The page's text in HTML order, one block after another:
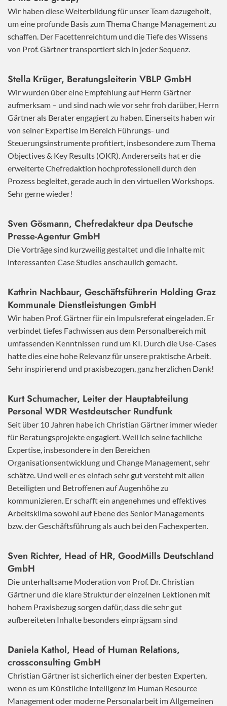
Wir haben diese Weiterbildung für unser Team dazugeholt,
um eine profunde Basis zum Thema Change Management zu
schaffen. Der Facettenreichtum und die Tiefe des Wissens
von Prof. Gärtner transportiert sich in jeder Sequenz.
Stella Krüger, Beratungsleiterin VBLP GmbH
Wir wurden über eine Empfehlung auf Herrn Gärtner
aufmerksam – und sind nach wie vor sehr froh darüber, Herrn
Gärtner als Berater engagiert zu haben. Einerseits haben wir
von seiner Expertise im Bereich Führungs- und
Steuerungsinstrumente profitiert, insbesondere zum Thema
Objectives & Key Results (OKR). Andererseits hat er die
erweiterte Chefredaktion hochprofessionell durch den
Prozess begleitet, gerade auch in den virtuellen Workshops.
Sehr gerne wieder!
Sven Gösmann, Chefredakteur dpa Deutsche
Presse-Agentur GmbH
Die Vorträge sind kurzweilig gestaltet und die Inhalte mit
interessanten Case Studies anschaulich gemacht.
Kathrin Nachbaur, Geschäftsführerin Holding Graz
Kommunale Dienstleistungen GmbH
Wir haben Prof. Gärtner für ein Impulsreferat eingeladen. Er
verbindet tiefes Fachwissen aus dem Personalbereich mit
umfassenden Kenntnissen rund um KI. Durch die Use-Cases
hatte dies eine hohe Relevanz für unsere praktische Arbeit.
Sehr inspirierend und praxisbezogen, ganz herzlichen Dank!
Kurt Schumacher, Leiter der Hauptabteilung
Personal WDR Westdeutscher Rundfunk
Seit über 10 Jahren habe ich Christian Gärtner immer wieder
für Beratungsprojekte engagiert. Weil ich seine fachliche
Expertise, insbesondere in den Bereichen
Organisationsentwicklung und Change Management, sehr
schätze. Und weil er es einfach sehr gut versteht mit allen
Beteiligten und Betroffenen auf Augenhöhe zu
kommunizieren. Er schafft ein angenehmes und effektives
Arbeitsklima sowohl auf Ebene des Senior Managements
bzw. der Geschäftsführung als auch bei den Fachexperten.
Sven Richter, Head of HR, GoodMills Deutschland
GmbH
Die unterhaltsame Moderation von Prof. Dr. Christian
Gärtner und die klare Struktur der einzelnen Lektionen mit
hohem Praxisbezug sorgen dafür, dass die sehr gut
aufbereiteten Inhalte besonders einprägsam sind
Daniela Kathol, Head of Human Relations,
crossconsulting GmbH
Christian Gärtner ist sicherlich einer der besten Experten,
wenn es um Künstliche Intelligenz im Human Resource
Management oder moderne Personalarbeit im Allgemeinen